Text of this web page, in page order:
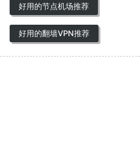
好用的节点机场推荐
好用的翻墙VPN推荐